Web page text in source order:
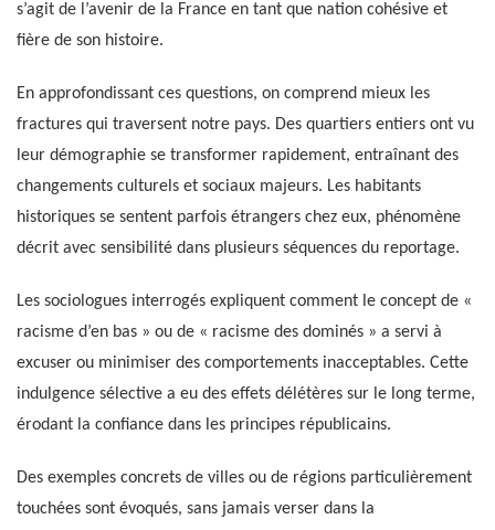
s’agit de l’avenir de la France en tant que nation cohésive et
fière de son histoire.
En approfondissant ces questions, on comprend mieux les
fractures qui traversent notre pays. Des quartiers entiers ont vu
leur démographie se transformer rapidement, entraînant des
changements culturels et sociaux majeurs. Les habitants
historiques se sentent parfois étrangers chez eux, phénomène
décrit avec sensibilité dans plusieurs séquences du reportage.
Les sociologues interrogés expliquent comment le concept de «
racisme d’en bas » ou de « racisme des dominés » a servi à
excuser ou minimiser des comportements inacceptables. Cette
indulgence sélective a eu des effets délétères sur le long terme,
érodant la confiance dans les principes républicains.
Des exemples concrets de villes ou de régions particulièrement
touchées sont évoqués, sans jamais verser dans la